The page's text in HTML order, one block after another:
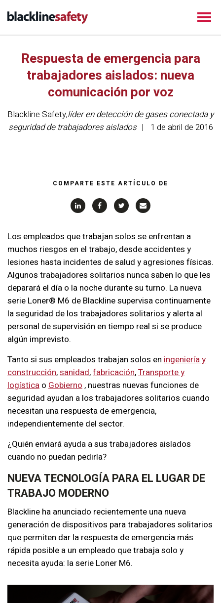
Respuesta de emergencia para
trabajadores aislados: nueva
comunicación por voz
Blackline Safety,líder en detección de gases conectada y
seguridad de trabajadores aislados
1 de abril de 2016
COMPARTE ESTE ARTÍCULO DE
Los empleados que trabajan solos se enfrentan a
muchos riesgos en el trabajo, desde accidentes y
lesiones hasta incidentes de salud y agresiones físicas.
Algunos trabajadores solitarios nunca saben lo que les
deparará el día o la noche durante su turno. La nueva
serie Loner® M6 de Blackline supervisa continuamente
la seguridad de los trabajadores solitarios y alerta al
personal de supervisión en tiempo real si se produce
algún imprevisto.
Tanto si sus empleados trabajan solos en ingeniería y
construcción,sanidad,fabricación,Transporte y
logística o Gobierno, nuestras nuevas funciones de
seguridad ayudan a los trabajadores solitarios cuando
necesitan una respuesta de emergencia,
independientemente del sector.
¿Quién enviará ayuda a sus trabajadores aislados
cuando no puedan pedirla?
NUEVA TECNOLOGÍA PARA EL LUGAR DE
TRABAJO MODERNO
Blackline ha anunciado recientemente una nueva
generación de dispositivos para trabajadores solitarios
que permiten dar la respuesta de emergencia más
rápida posible a un empleado que trabaja solo y
necesita ayuda: la serie Loner M6.